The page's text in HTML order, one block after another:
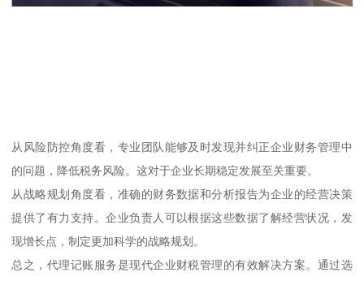
从风险防控角度看，专业团队能够及时发现并纠正企业财务管理中
的问题，降低税务风险。这对于企业长期稳定发展至关重要。
从战略规划角度看，准确的财务数据和分析报告为企业的经营决策
提供了有力支持。企业负责人可以根据这些数据了解经营状况，发
现增长点，制定更加科学的战略规划。
总之，代理记账服务是现代企业财税管理的有效解决方案。通过选